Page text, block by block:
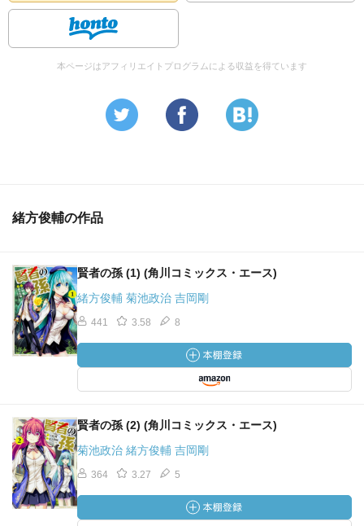
本ページはアフィリエイトプログラムによる収益を得ています
緒方俊輔の作品
賢者の孫 (1) (角川コミックス・エース)
緒方俊輔 菊池政治 吉岡剛
441 3.58 8
賢者の孫 (2) (角川コミックス・エース)
菊池政治 緒方俊輔 吉岡剛
364 3.27 5